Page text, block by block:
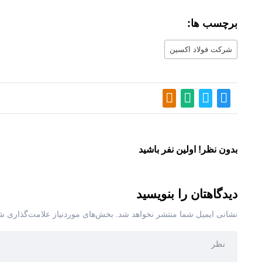
برچسب ها:
شرکت فولاد اکسین
بدون نظر! اولین نفر باشید
دیدگاهتان را بنویسید
نشانی ایمیل شما منتشر نخواهد شد. بخش‌های موردنیاز علامت‌گذاری